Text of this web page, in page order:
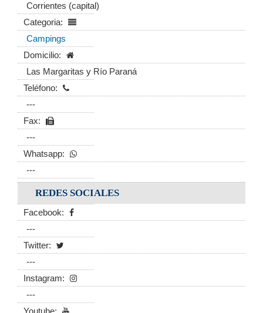
Corrientes (capital)
Categoria:
Campings
Domicilio:
Las Margaritas y Río Paraná
Teléfono:
---
Fax:
---
Whatsapp:
---
REDES SOCIALES
Facebook:
---
Twitter:
---
Instagram:
---
Youtube: